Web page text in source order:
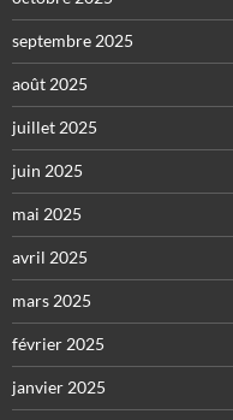
septembre 2025
août 2025
juillet 2025
juin 2025
mai 2025
avril 2025
mars 2025
février 2025
janvier 2025